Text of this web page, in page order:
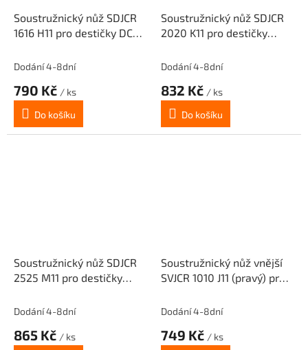
Soustružnický nůž SDJCR
1616 H11 pro destičky DCM.
Dodání 4-8dní
790 Kč / ks
Do košíku
Soustružnický nůž SDJCR
2020 K11 pro destičky
Dodání 4-8dní
832 Kč / ks
Do košíku
Soustružnický nůž SDJCR
2525 M11 pro destičky
Dodání 4-8dní
865 Kč / ks
Soustružnický nůž vnější
SVJCR 1010 J11 (pravý) pro
Dodání 4-8dní
749 Kč / ks